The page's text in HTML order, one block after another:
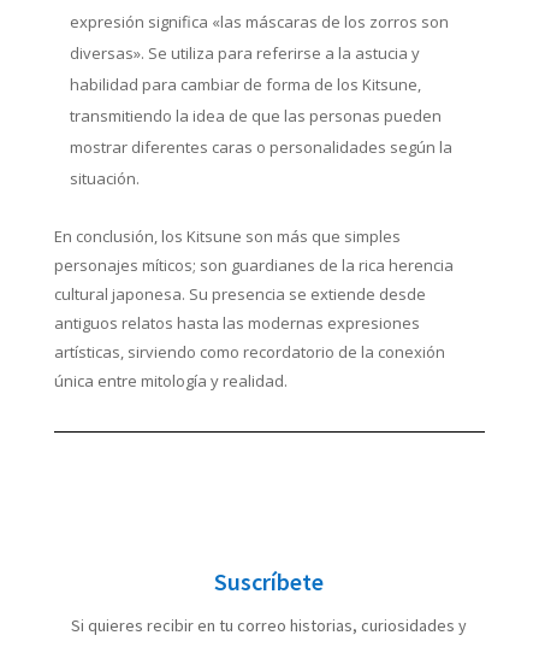
expresión significa «las máscaras de los zorros son
diversas». Se utiliza para referirse a la astucia y
habilidad para cambiar de forma de los Kitsune,
transmitiendo la idea de que las personas pueden
mostrar diferentes caras o personalidades según la
situación.
En conclusión, los Kitsune son más que simples
personajes míticos; son guardianes de la rica herencia
cultural japonesa. Su presencia se extiende desde
antiguos relatos hasta las modernas expresiones
artísticas, sirviendo como recordatorio de la conexión
única entre mitología y realidad.
Suscríbete
Si quieres recibir en tu correo historias, curiosidades y